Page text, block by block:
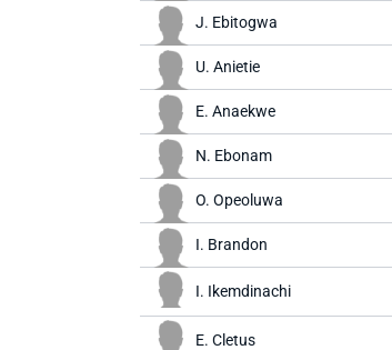
J. Ebitogwa
U. Anietie
E. Anaekwe
N. Ebonam
O. Opeoluwa
I. Brandon
I. Ikemdinachi
E. Cletus